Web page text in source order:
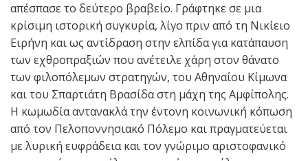
απέσπασε το δεύτερο βραβείο. Γράφτηκε σε μια
κρίσιμη ιστορική συγκυρία, λίγο πριν από τη Νικίειο
Ειρήνη και ως αντίδραση στην ελπίδα για κατάπαυση
των εχθροπραξιών που ανέτειλε χάρη στον θάνατο
των φιλοπόλεμων στρατηγών, του Αθηναίου Κίμωνα
και του Σπαρτιάτη Βρασίδα στη μάχη της Αμφίπολης.
Η κωμωδία αντανακλά την έντονη κοινωνική κόπωση
από τον Πελοποννησιακό Πόλεμο και πραγματεύεται
με λυρική ευφράδεια και τον γνώριμο αριστοφανικό